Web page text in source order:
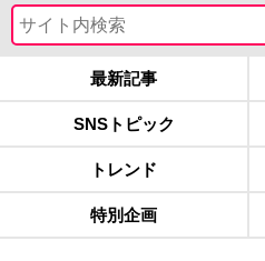
最新記事
SNSトピック
トレンド
特別企画